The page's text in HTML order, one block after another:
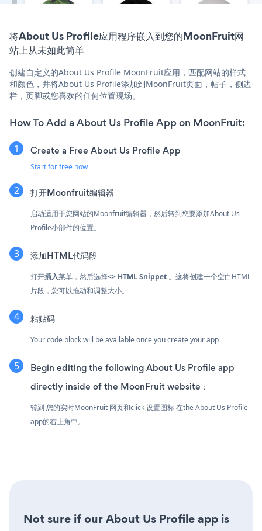
将About Us Profile应用程序嵌入到您的MoonFruit网
站上从未如此简单
创建自定义的About Us Profile MoonFruit应用，匹配网站的样式
和颜色，并将About Us Profile添加到MoonFruit页面，帖子，侧边
栏，页脚或您喜欢的任何位置现场。
How To Add a About Us Profile App on MoonFruit:
Create a Free About Us Profile App
Start for free now
打开Moonfruit编辑器
启动适用于您网站的Moonfruit编辑器，然后转到您要添加About Us
Profile小部件的位置。
添加HTML代码段
打开插入菜单，然后选择<> HTML Snippet 。这将创建一个空白HTML
片段，您可以拖动和调整大小。
粘贴码
Your code block will be available once you create your app
Begin editing the following About Us Profile app
directly inside of the MoonFruit website：
转到 您的实时MoonFruit 网页和click 设置图标在the About Us Profile
app的右上角中。
Not sure if our About Us Profile app is